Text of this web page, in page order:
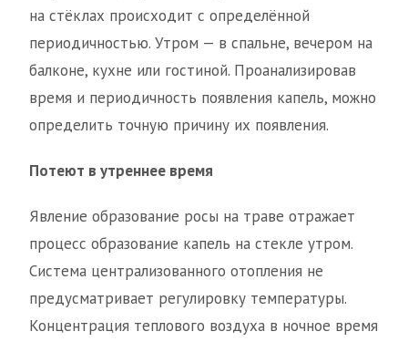
на стёклах происходит с определённой
периодичностью. Утром — в спальне, вечером на
балконе, кухне или гостиной. Проанализировав
время и периодичность появления капель, можно
определить точную причину их появления.
Потеют в утреннее время
Явление образование росы на траве отражает
процесс образование капель на стекле утром.
Система централизованного отопления не
предусматривает регулировку температуры.
Концентрация теплового воздуха в ночное время